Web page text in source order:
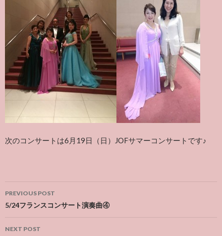
次のコンサートは6月19日（日）JOFサマーコンサートです♪
Post
navigation
PREVIOUS POST
5/24フランスコンサート演奏曲④
NEXT POST